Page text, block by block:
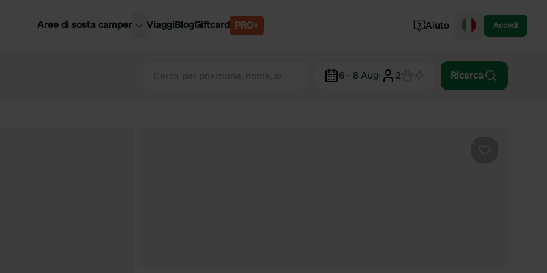
Aree di sosta camper
Slovenia
Portogallo
ViaggiBlogGiftcard PRO+ Aiuto Accedi
6 - 8 Aug· 2 Ricerca